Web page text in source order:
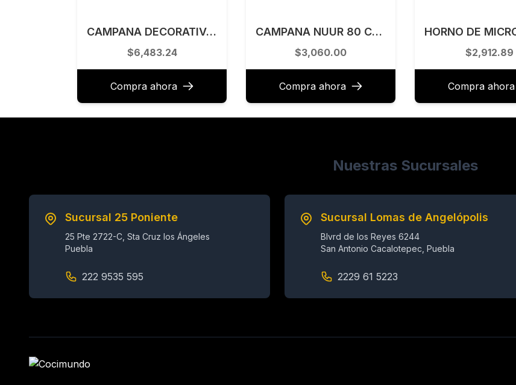
CAMPANA DECORATIVA PARED 90 CM TECNOLAM MODELO PEGASO.AC90
$6,483.24
Compra ahora
CAMPANA NUUR 80 CM BAJO ALACENA NEGRA CAMEXPA80AN
$3,060.00
Compra ahora
$2,912.89
Compra ahora
Nuestras Sucursales
Sucursal 25 Poniente
25 Pte 2722-C, Sta Cruz los Ángeles
Puebla
222 9535 595
Sucursal Lomas de Angelópolis
Blvrd de los Reyes 6244
San Antonio Cacalotepec, Puebla
2229 61 5223